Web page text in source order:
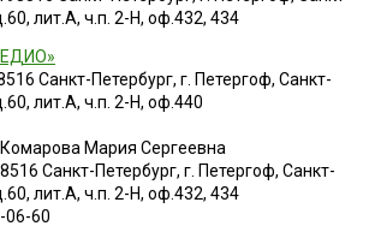
лит.А, ч.п. 2-Н, оф.432, 434
Санкт-Петербург, г. Петергоф, Санкт-
лит.А, ч.п. 2-Н, оф.440
Мария Сергеевна
Санкт-Петербург, г. Петергоф, Санкт-
лит.А, ч.п. 2-Н, оф.432, 434
06-60